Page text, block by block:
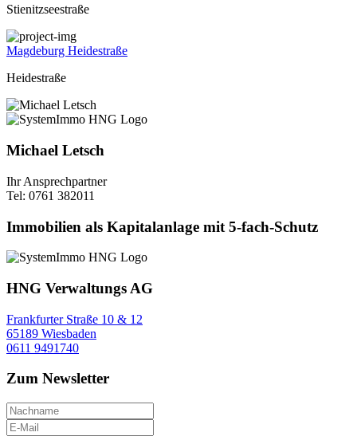
Stienitzseestraße
Magdeburg Heidestraße
Heidestraße
Michael Letsch
Ihr Ansprechpartner
Tel: 0761 382011
Immobilien als Kapitalanlage mit 5-fach-Schutz
HNG Verwaltungs AG
Frankfurter Straße 10 & 12
65189 Wiesbaden
0611 9491740
Zum Newsletter